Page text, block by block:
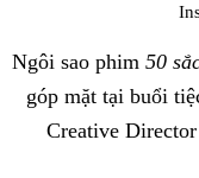
Ngôi sao phim 50
góp mặt tại buổi
Creative